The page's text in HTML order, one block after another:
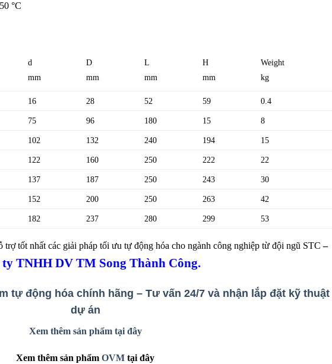
°C
d
mm
D
mm
L
mm
H
mm
Weight
kg
16 28 52 59 0.4
75 96 180 15 8
102 132 240 194 15
122 160 250 222 22
137 187 250 243 30
152 200 250 263 42
182 237 280 299 53
tốt nhất các giải pháp tối ưu tự động hóa cho ngành công nghiệp từ đội ngũ STC–
ty TNHH DV TM Song Thành Công.
tự động hóa chính hãng – Tư vấn 24/7 và nhận lắp đặt kỹ thuật
dự án
Xemthêm sản phẩm tại đây
Xem thêm sản phẩm OVM tại đây